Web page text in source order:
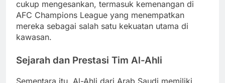
cukup mengesankan, termasuk kemenangan di
AFC Champions League yang menempatkan
mereka sebagai salah satu kekuatan utama di
kawasan.
Sejarah dan Prestasi Tim Al-Ahli
Sementara itu, Al-Ahli dari Arab Saudi memiliki